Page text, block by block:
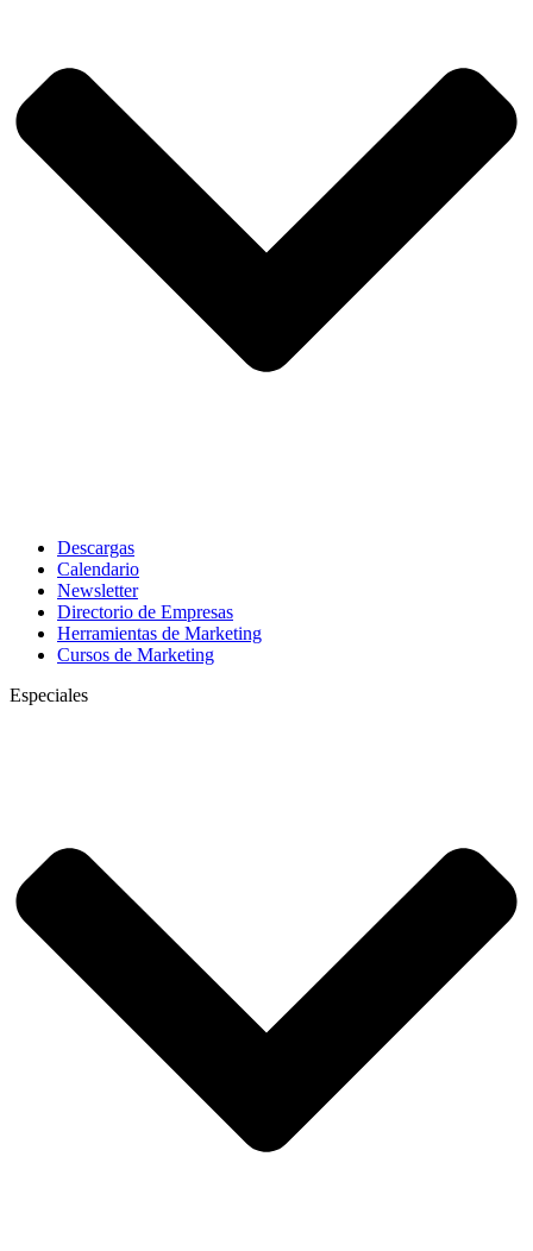
Descargas
Calendario
Newsletter
Directorio de Empresas
Herramientas de Marketing
Cursos de Marketing
Especiales